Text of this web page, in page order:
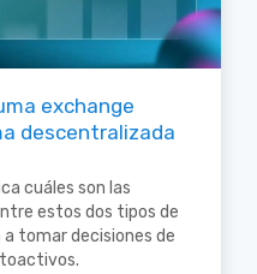
exchange
descentralizada
cuáles son las
estos dos tipos de
tomar decisiones de